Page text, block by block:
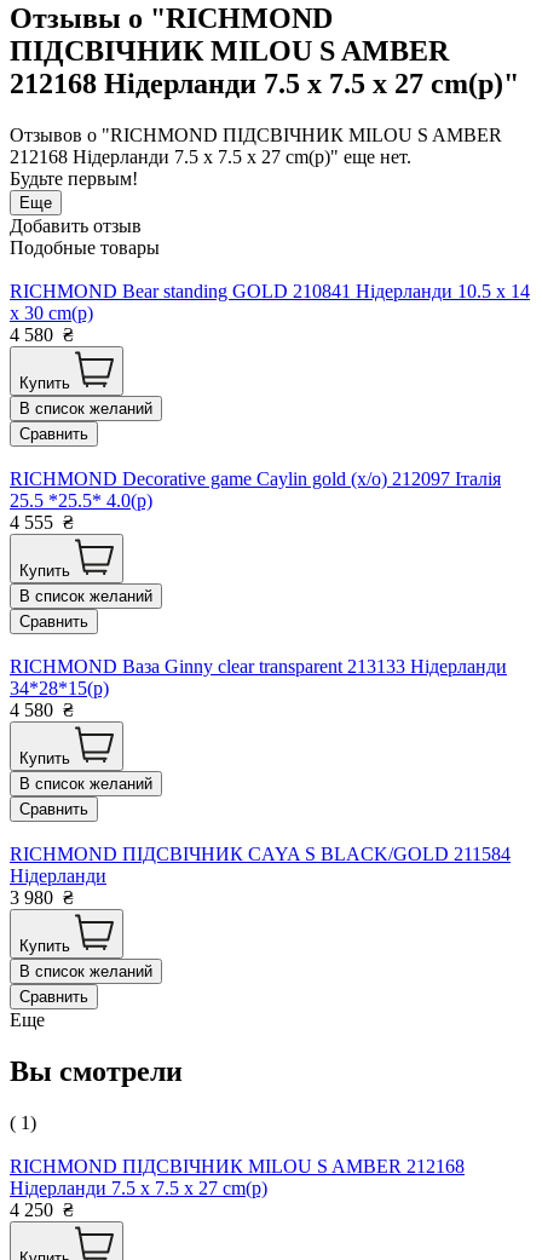
Отзывы о "RICHMOND
ПІДСВІЧНИК MILOU S AMBER
212168 Нідерланди 7.5 x 7.5 x 27 cm(р)"
Отзывов о "RICHMOND ПІДСВІЧНИК MILOU S AMBER
212168 Нідерланди 7.5 x 7.5 x 27 cm(р)" еще нет.
Будьте первым!
Еще
Добавить отзыв
Подобные товары
RICHMOND Bear standing GOLD 210841 Нідерланди 10.5 x 14
x 30 cm(р)
4 580 ₴
Купить
В список желаний
Сравнить
RICHMOND Decorative game Caylin gold (х/о) 212097 Італія
25.5 *25.5* 4.0(р)
4 555 ₴
Купить
В список желаний
Сравнить
RICHMOND Ваза Ginny clear transparent 213133 Нідерланди
34*28*15(р)
4 580 ₴
Купить
В список желаний
Сравнить
RICHMOND ПІДСВІЧНИК CAYA S BLACK/GOLD 211584
Нідерланди
3 980 ₴
Купить
В список желаний
Сравнить
Еще
Вы смотрели
( 1)
RICHMOND ПІДСВІЧНИК MILOU S AMBER 212168
Нідерланди 7.5 x 7.5 x 27 cm(р)
4 250 ₴